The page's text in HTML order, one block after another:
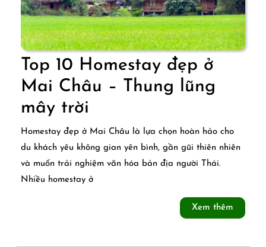
rừng
Tây
Bắc
Top 10 Homestay đẹp ở
Mai Châu – Thung lũng
mây trời
10
Homestay
đẹp
Homestay đẹp ở Mai Châu là lựa chọn hoàn hảo cho
du khách yêu không gian yên bình, gần gũi thiên nhiên
và muốn trải nghiệm văn hóa bản địa người Thái.
Nhiều homestay ở
Xem thêm
thêm